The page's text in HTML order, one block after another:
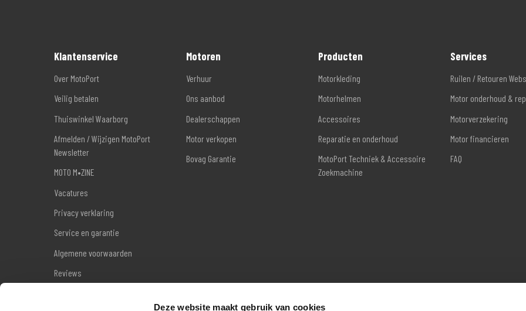
Deze website maakt gebruik van cookies
Klantenservice
Over MotoPort
Veilig betalen
Thuiswinkel Waarborg
Afmelden / Wijzigen MotoPort
Newsletter
MOTO M•ZINE
Vacatures
Privacy verklaring
Service en garantie
Algemene voorwaarden
Reviews
Motoren
Verhuur
Ons aanbod
Dealerschappen
Motor verkopen
Bovag Garantie
Producten
Motorkleding
Motorhelmen
Accessoires
Reparatie en onderhoud
MotoPort Techniek & Accessoire
Zoekmachine
Services
Ruilen / Retouren
Motor onderhoud &
Motorverzekering
Motor financieren
FAQ